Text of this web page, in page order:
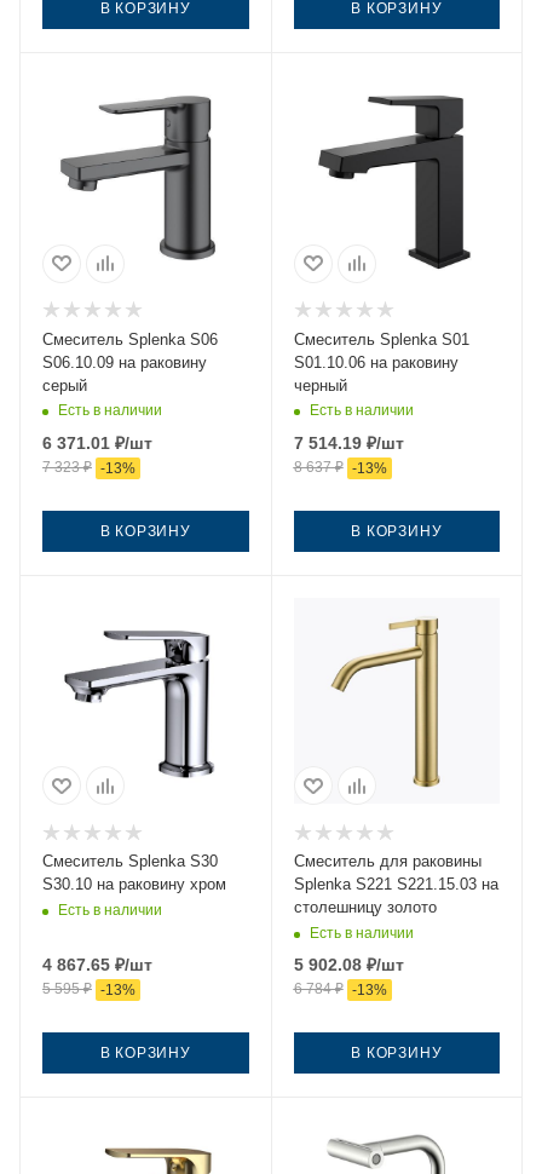
В КОРЗИНУ В КОРЗИНУ
Смеситель Splenka S06
S06.10.09 на раковину
серый
Есть в наличии
6 371.01 ₽/шт
7 323₽ -13%
В КОРЗИНУ
Смеситель Splenka S01
S01.10.06 на раковину
черный
Есть в наличии
7 514.19₽/шт
8 637₽ -13%
В КОРЗИНУ
Смеситель Splenka S30
S30.10 на раковину хром
Есть в наличии
4 867.65 ₽/шт
5 595₽ -13%
В КОРЗИНУ
Смеситель для раковины
Splenka S221 S221.15.03 на
столешницу золото
Есть в наличии
5 902.08₽/шт
6 784₽ -13%
В КОРЗИНУ